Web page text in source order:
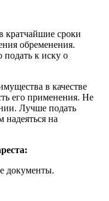
кратчайшие сроки
обременения.
подать к иску о
в качестве
его применения. Не
Лучше подать
надеяться на
документы.